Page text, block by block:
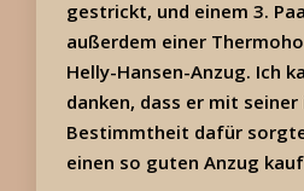
gestrickt, und einem 3.
außerdem einer
Helly-Hansen-Anzug. Ich
danken, dass er mit
Bestimmtheit dafür
einen so guten Anzug